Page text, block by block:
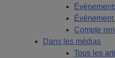
Compte
Dans les médias
Tous les